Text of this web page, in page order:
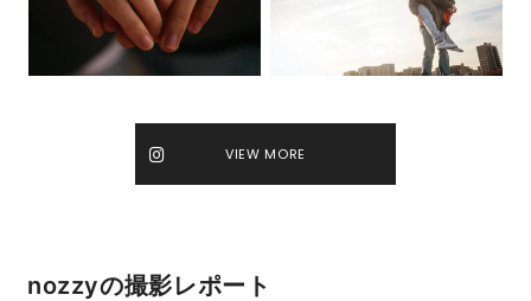
VIEW MORE
nozzyの撮影レポート